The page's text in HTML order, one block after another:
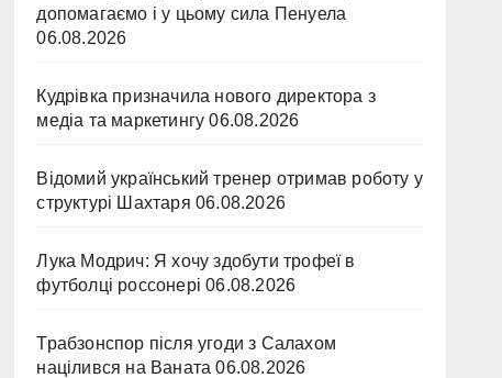
допомагаємо і у цьому сила Пенуела
06.08.2026
Кудрівка призначила нового директора з
медіа та маркетингу 06.08.2026
Відомий український тренер отримав роботу у
структурі Шахтаря 06.08.2026
Лука Модрич: Я хочу здобути трофеї в
футболці россонері 06.08.2026
Трабзонспор після угоди з Салахом
націлився на Ваната 06.08.2026